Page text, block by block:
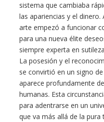
sistema que cambiaba
las apariencias y el dinero.
arte empezó a funcionar
para una nueva élite
siempre experta en
La posesión y el
se convirtió en un signo
aparece profundamente
humanas. Esta
para adentrarse en un
que va más allá de la